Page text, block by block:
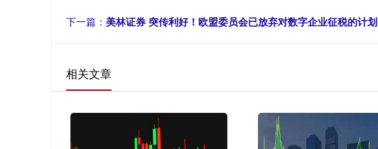
下一篇： 美林证券 突传利好！欧盟委员会已放弃对数字企业征税的计划
相关文章